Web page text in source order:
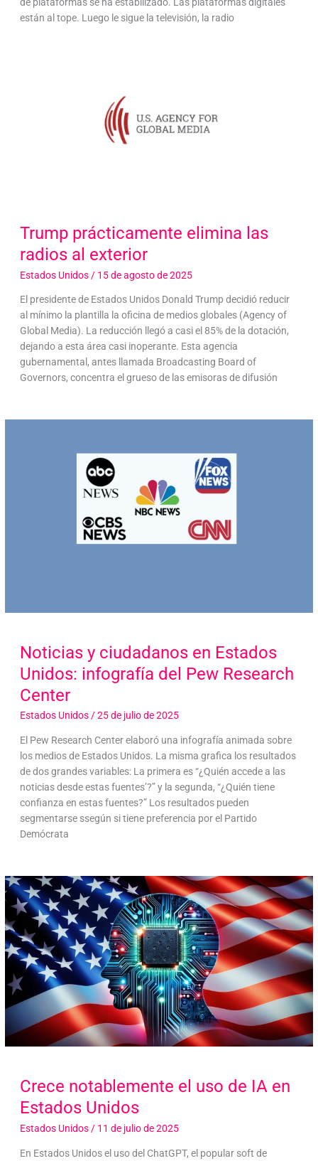
están al tope. Luego le sigue la televisión, la radio
Trump prácticamente elimina las
radios al exterior
Estados Unidos/ 15 de agosto de 2025
El presidente de Estados Unidos Donald Trump decidió reducir
al mínimo la plantilla la oficina de medios globales (Agency of
Global Media). La reducción llegó a casi el 85% de la dotación,
dejando a esta área casi inoperante. Esta agencia
gubernamental, antes llamada Broadcasting Board of
Governors, concentra el grueso de las emisoras de difusión
Noticias y ciudadanos en Estados
Unidos: infografía del Pew Research
Center
Estados Unidos/25 de julio de 2025
El Pew Research Center elaboró una infografía animada sobre
los medios de Estados Unidos. La misma grafica los resultados
de dos grandes variables: La primera es “¿Quién accede a las
noticias desde estas fuentes’?” y la segunda, “¿Quién tiene
confianza en estas fuentes?” Los resultados pueden
segmentarse ssegún si tiene preferencia por el Partido
Demócrata
Crece notablemente el uso de IA en
Estados Unidos
Estados Unidos/ 11 de julio de 2025
En Estados Unidos el uso del ChatGPT, el popular soft de